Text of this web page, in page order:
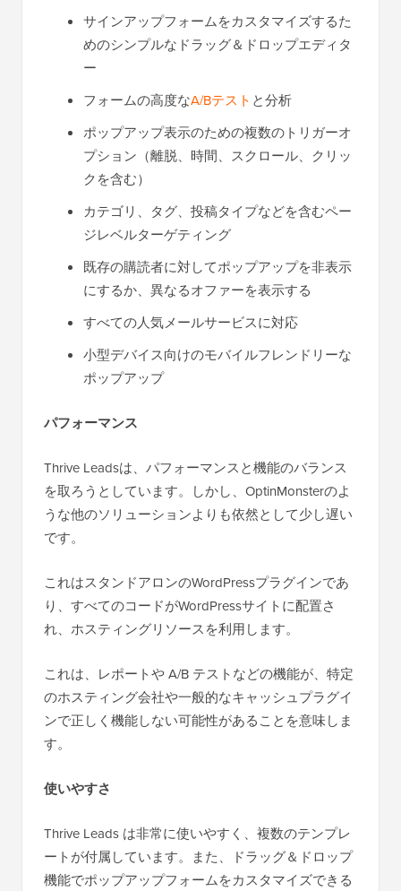
サインアップフォームをカスタマイズするた
めのシンプルなドラッグ＆ドロップエディタ
ー
フォームの高度なA/Bテスト と分析
ポップアップ表示のための複数のトリガーオ
プション（離脱、時間、スクロール、クリッ
クを含む）
カテゴリ、タグ、投稿タイプなどを含むペー
ジレベルターゲティング
既存の購読者に対してポップアップを非表示
にするか、異なるオファーを表示する
すべての人気メールサービスに対応
小型デバイス向けのモバイルフレンドリーな
ポップアップ
パフォーマンス
Thrive Leadsは、パフォーマンスと機能のバランス
を取ろうとしています。しかし、OptinMonsterのよ
うな他のソリューションよりも依然として少し遅い
です。
これはスタンドアロンのWordPressプラグインであ
り、すべてのコードがWordPressサイトに配置さ
れ、ホスティングリソースを利用します。
これは、レポートや A/B テストなどの機能が、特定
のホスティング会社や一般的なキャッシュプラグイ
ンで正しく機能しない可能性があることを意味しま
す。
使いやすさ
Thrive Leads は非常に使いやすく、複数のテンプレ
ートが付属しています。また、ドラッグ＆ドロップ
機能でポップアップフォームをカスタマイズできる